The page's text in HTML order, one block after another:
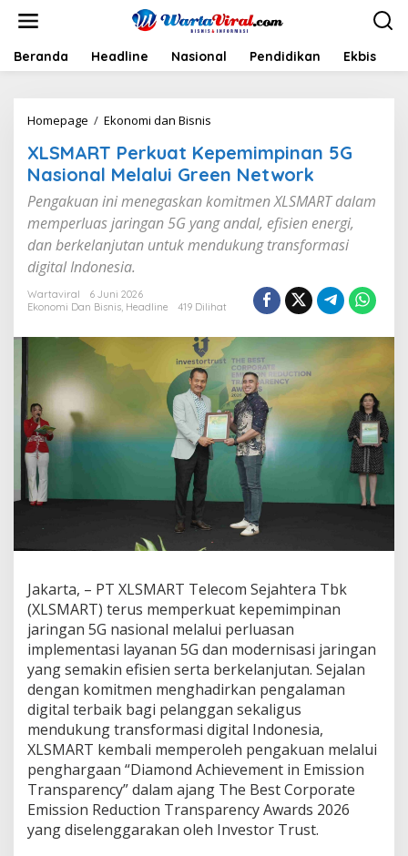
t
Beranda Headline Nasional Pendidikan Ekbis
Homepage / Ekonomi dan Bisnis
S
M
A
R
T
P
e
u
t
e
p
m
i
m
p
n
n
5
a
s
i
o
n
a
l
M
e
l
a
l
u
i
G
XLSMART Perkuat Kepemimpinan 5G
Nasional Melalui Green Network
Pengakuan ini menegaskan komitmen XLSMART dalam
memperluas jaringan 5G yang andal, efisien energi,
dan berkelanjutan untuk mendukung transformasi
digital Indonesia.
Wartaviral
6 Juni 2026
Ekonomi Dan Bisnis, Headline 419 Dilihat
Jakarta, – PT XLSMART Telecom Sejahtera Tbk
(XLSMART) terus memperkuat kepemimpinan
jaringan 5G nasional melalui perluasan
implementasi layanan 5G dan modernisasi jaringan
yang semakin efisien serta berkelanjutan. Sejalan
dengan komitmen menghadirkan pengalaman
digital terbaik bagi pelanggan sekaligus
mendukung transformasi digital Indonesia,
XLSMART kembali memperoleh pengakuan melalui
penghargaan “Diamond Achievement in Emission
Transparency” dalam ajang The Best Corporate
Emission Reduction Transparency Awards 2026
yang diselenggarakan oleh Investor Trust.